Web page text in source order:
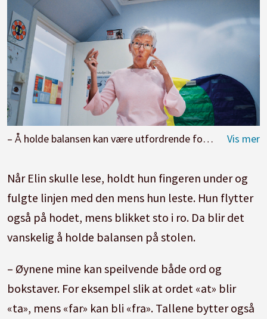
– Å holde balansen kan være utfordrende for enkelte som sliter med synsfunksjonelle vansker, sier Elin Natås. Foto: Kari Oliv Vedvik
Når Elin skulle lese, holdt hun fingeren under og
fulgte linjen med den mens hun leste. Hun flytter
også på hodet, mens blikket sto i ro. Da blir det
vanskelig å holde balansen på stolen.
– Øynene mine kan speilvende både ord og
bokstaver. For eksempel slik at ordet «at» blir
«ta», mens «far» kan bli «fra». Tallene bytter også